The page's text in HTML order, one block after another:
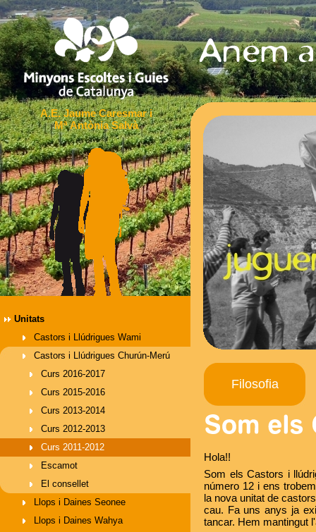
A.E. Jaume Caresmar i
Mª Antònia Salvà
Unitats
Castors i Llúdrigues Wami
Castors i Llúdrigues Churún-Merú
Curs 2016-2017
Curs 2015-2016
Curs 2013-2014
Curs 2012-2013
Curs 2011-2012
Escamot
El consellet
Llops i Daines Seonee
Llops i Daines Wahya
Filosofia
Hola!!
Som els Castors i
número 12 i ens
la nova unitat de
cau. Fa uns anys ja
tancar. Hem mantingut